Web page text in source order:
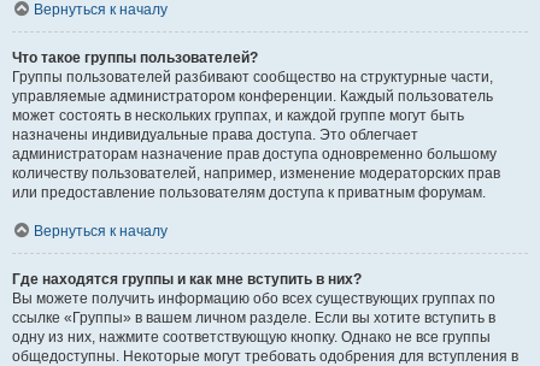
Вернуться к началу
Что такое группы пользователей?
Группы пользователей разбивают сообщество на структурные части,
управляемые администратором конференции. Каждый пользователь
может состоять в нескольких группах, и каждой группе могут быть
назначены индивидуальные права доступа. Это облегчает
администраторам назначение прав доступа одновременно большому
количеству пользователей, например, изменение модераторских прав
или предоставление пользователям доступа к приватным форумам.
Вернуться к началу
Где находятся группы и как мне вступить в них?
Вы можете получить информацию обо всех существующих группах по
ссылке «Группы» в вашем личном разделе. Если вы хотите вступить в
одну из них, нажмите соответствующую кнопку. Однако не все группы
общедоступны. Некоторые могут требовать одобрения для вступления в